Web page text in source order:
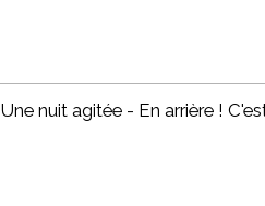
Une nuit agitée - En arrière !